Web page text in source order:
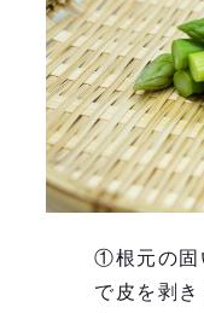
①根元の固
で皮を剥き